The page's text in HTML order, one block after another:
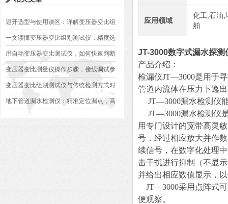
避开选型与使用误区：详解变压器变比组
别测试仪的日常校准方法、常见组别识别
异常排查方案
一文读懂变压器变比组别测试仪：精度选
型、接线规范、报告生成全流程标准化操
作指南
用自动变压器变比测试仪，如何快速判断
变压器是否合格？
变压器变比测量仪操作步骤，接线调试参
数设定变比测试数据保存使用教程
变压器变比组别测试仪与传统检测方式对
比：精度、速度与安全性深度分析
地下管道漏水检测仪：精准定位漏点，高
应用领域
化工,石油,
舶
JT-3000数字式漏水探测
产品介绍：
检漏仪JT—3000是用于
管道内流体在压力下逸
JT—3000漏水检测仪
JT—3000漏水检测仪是
用专门设计的宽带高灵
号，经过相应放大并作
续信号，在数字化处理
击干扰进行抑制（不显
并给出相应数值显示，
JT—3000采用点阵式可
便观察。